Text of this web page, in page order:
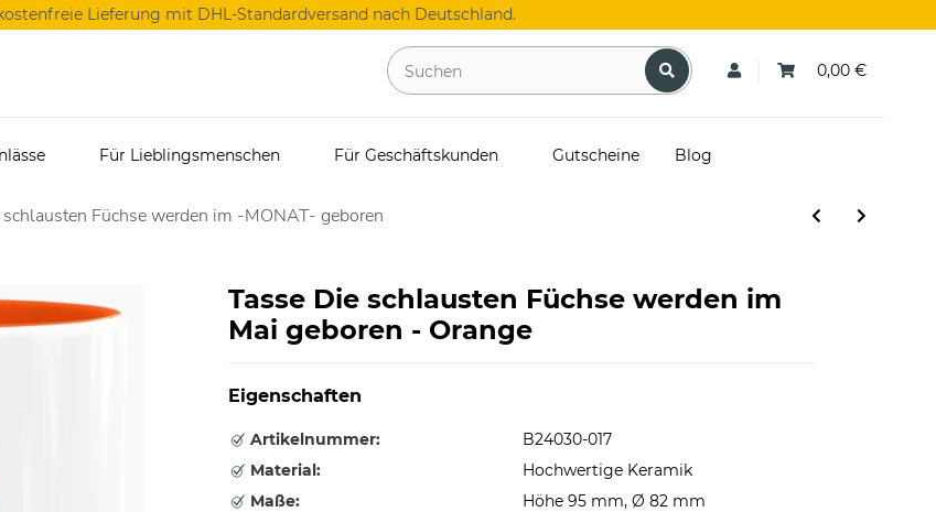
Lieferung mit DHL-Standardversand nach Deutschland.
0,00 €
Für Lieblingsmenschen Für Geschäftskunden Gutscheine Blog
Füchse werden im -MONAT- geboren
Tasse Die schlausten Füchse werden im
Mai geboren - Orange
Eigenschaften
Artikelnummer:
B24030-017
Material:
Hochwertige Keramik
Maße:
Höhe 95 mm, Ø 82 mm